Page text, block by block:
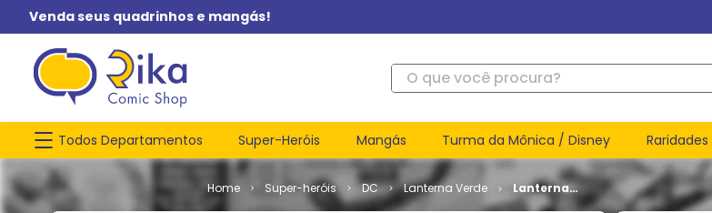
Venda seus quadrinhos e mangás!
O que você procura?
Todos Departamentos Super-Heróis Mangás Turma da Mônica / Disney Raridades
Super-heróis DC Lanterna Verde
Lanterna
Verde -